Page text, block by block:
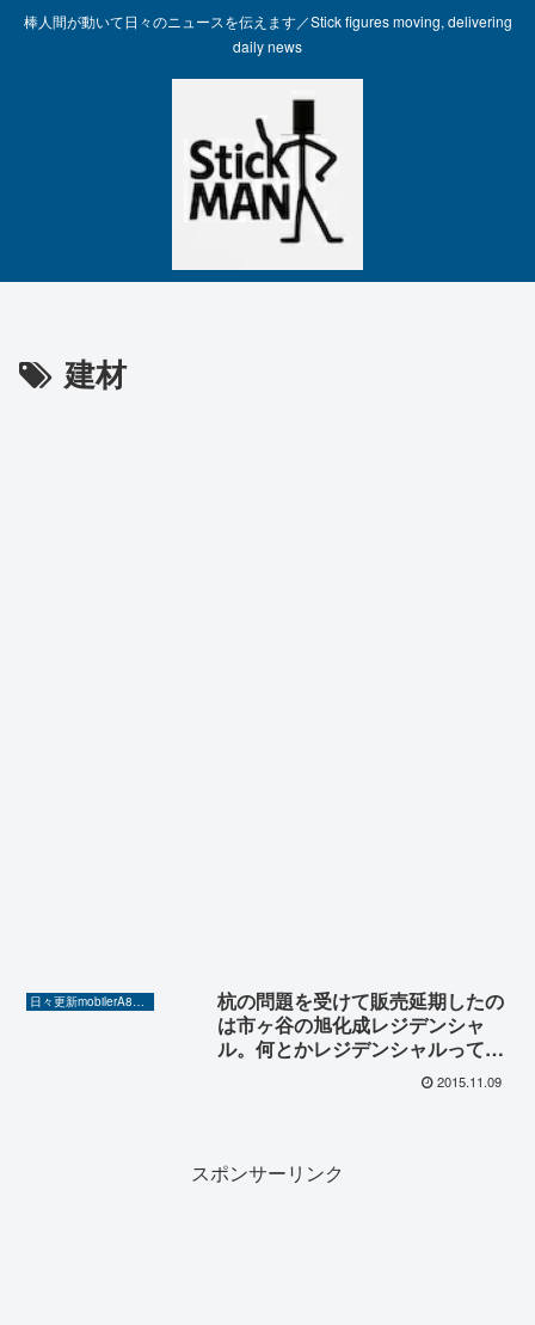
棒人間が動いて日々のニュースを伝えます／Stick figures moving, delivering
daily news
建材
日々更新mobilerA8（Yahoo!ニュースを毎日ウォッチ）
杭の問題を受けて販売延期したの
は市ヶ谷の旭化成レジデンシャ
ル。何とかレジデンシャルっても
はや良いイメージがない。横浜傾
2015.11.09
スポンサーリンク